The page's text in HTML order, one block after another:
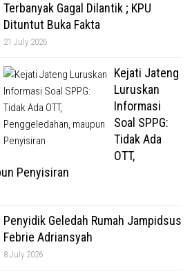
Terbanyak Gagal Dilantik ; KPU
Dituntut Buka Fakta
21 July 2026
Kejati Jateng
Luruskan
Informasi
Soal SPPG:
Tidak Ada
OTT,
Penyisiran
Penyidik Geledah Rumah Jampidsus
Febrie Adriansyah
8 July 2026